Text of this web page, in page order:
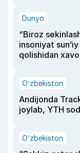
Dunyo
“Biroz
insoniyat
qolishidan
O‘zbekiston
Andijonda
joylab, YTH
O‘zbekiston